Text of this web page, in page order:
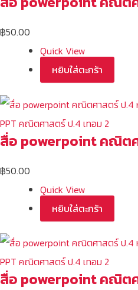
฿50.00
Quick View
หยิบใส่ตะกร้า
PPT คณิตศาสตร์ ป.4 เทอม 2
สื่อ powerpoint คณิต
฿50.00
Quick View
หยิบใส่ตะกร้า
PPT คณิตศาสตร์ ป.4 เทอม 2
สื่อ powerpoint คณิต